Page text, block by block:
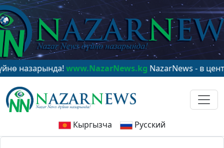
www.NazarNews.kgNazarNews - в центре
Кыргызча Русский